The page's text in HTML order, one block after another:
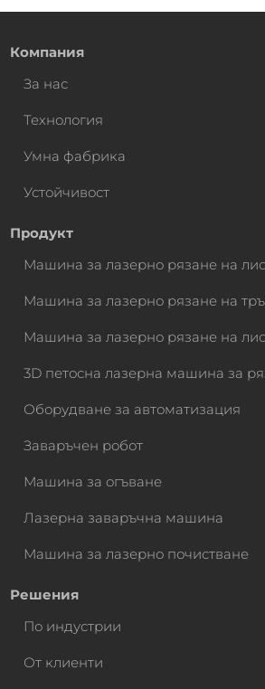
Компания
За нас
Технология
Умна фабрика
Устойчивост
Продукт
Машина за лазерно рязане на
Машина за лазерно рязане на
Машина за лазерно рязане на
3D петосна лазерна машина за
Оборудване за автоматизация
Заваръчен робот
Машина за огъване
Лазерна заваръчна машина
Машина за лазерно почистване
Решения
По индустрии
От клиенти